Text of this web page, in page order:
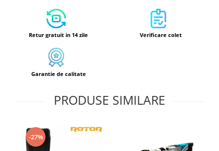
Retur gratuit in 14 zile Verificare colet
Garantie de calitate
PRODUSE SIMILARE
-27%